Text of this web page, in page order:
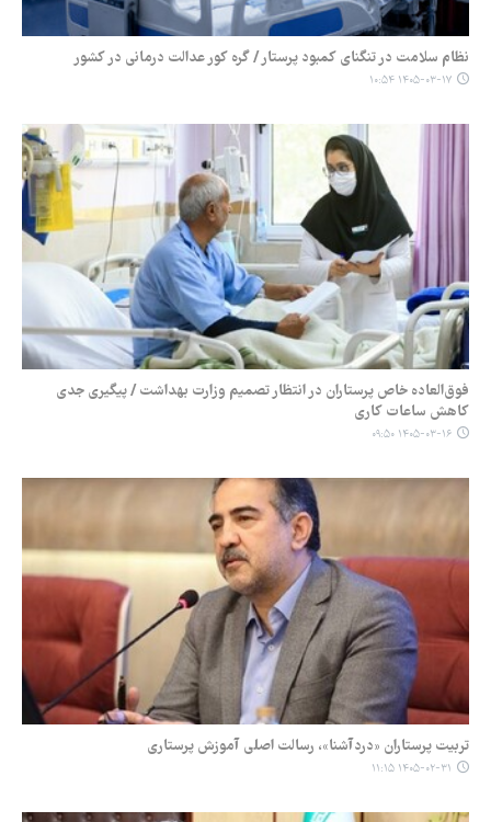
نظام سلامت در تنگنای کمبود پرستار / گره کور عدالت درمانی در کشور
۱۴۰۵-۰۳-۱۷ ۱۰:۵۴
فوق‌العاده خاص پرستاران در انتظار تصمیم وزارت بهداشت / پیگیری جدی
کاهش ساعات کاری
۱۴۰۵-۰۳-۱۶ ۰۹:۵۰
تربیت پرستاران «دردآشنا»، رسالت اصلی آموزش پرستاری
۱۴۰۵-۰۲-۳۱ ۱۱:۱۵